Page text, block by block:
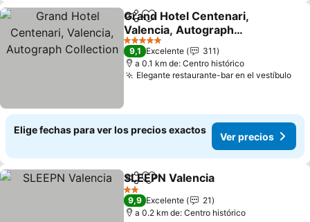
CompartirAgregar a favoritos
Grand Hotel Centenari,
Valencia, Autograph
Collection
Ver precios
5 Estrellas
9,1 Excelente
311
a 0.1 km de: Centro histórico
Elegante restaurante-bar en el vestíbulo
Elige fechas para ver los precios exactos
Ver precios
CompartirAgregar a favoritos
SLEEPN Valencia
2 Estrellas
9,9 Excelente
21
a 0.2 km de: Centro histórico